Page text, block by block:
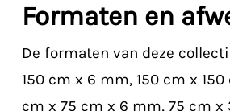
Formaten en
De formaten van deze
150 cm x 6 mm, 150 cm x
cm x 75 cm x 6 mm, 75 cm x